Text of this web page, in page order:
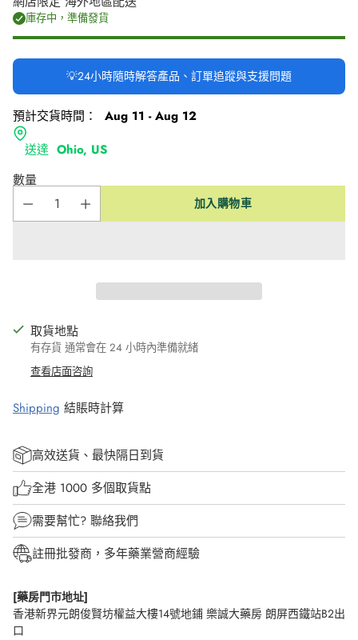
庫存中，準備發貨
💡24小時隨時解答產品、訂單追蹤與支援問題
預計交貨時間：
Aug 11 - Aug 12
送達 Ohio, US
數量
加入購物車
取貨地點
有存貨 通常會在 24 小時內準備就緒
查看店面咨詢
Shipping 結賬時計算
高效送貨、最快隔日到貨
全港 1000 多個取貨點
需要幫忙? 聯絡我們
註冊批發商，多年藥業營商經驗
[藥房門市地址]
香港新界元朗俊賢坊權益大樓14號地鋪 樂誠大藥房 朗屏西鐵站B2出
口